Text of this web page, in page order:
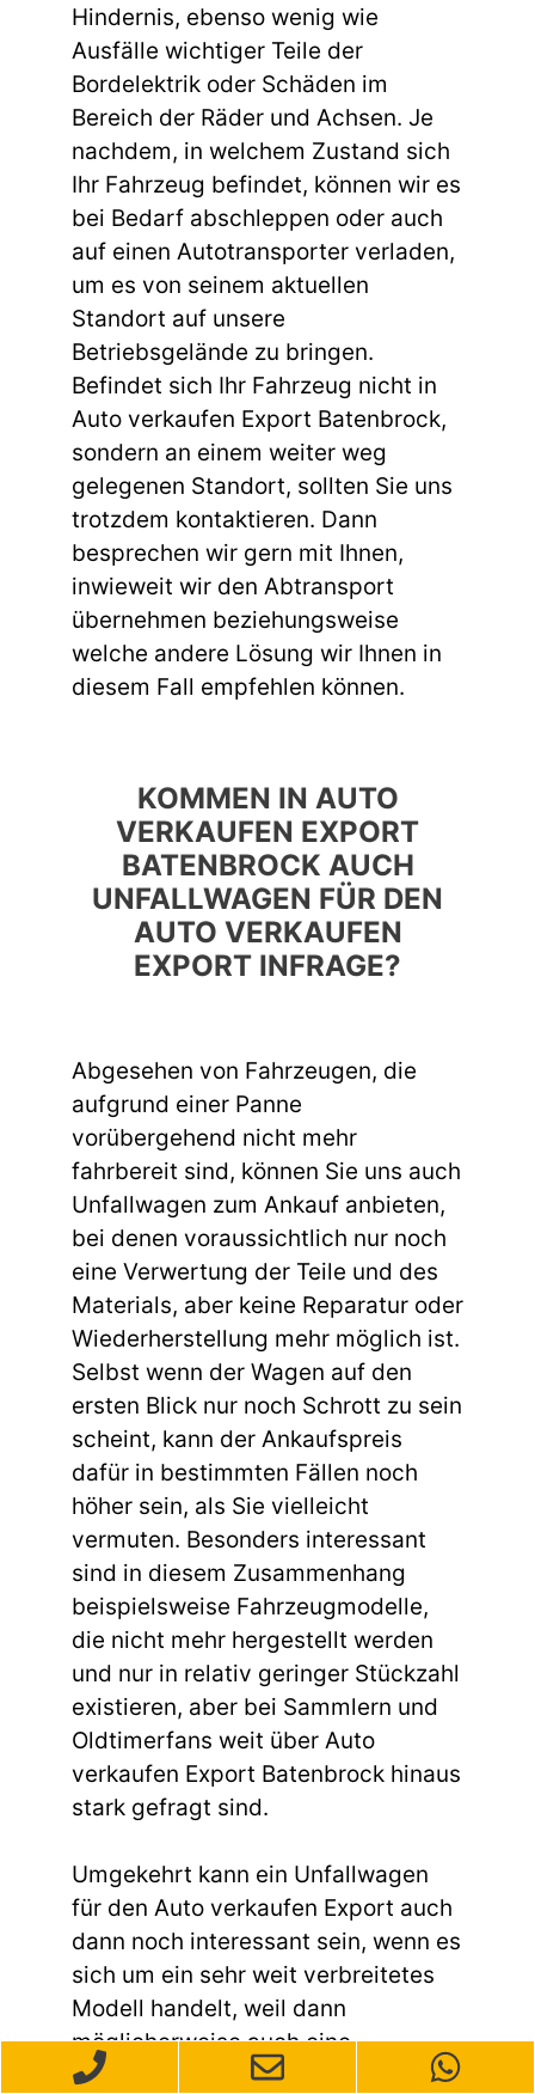
Hindernis, ebenso wenig wie
Ausfälle wichtiger Teile der
Bordelektrik oder Schäden im
Bereich der Räder und Achsen. Je
nachdem, in welchem Zustand sich
Ihr Fahrzeug befindet, können wir es
bei Bedarf abschleppen oder auch
auf einen Autotransporter verladen,
um es von seinem aktuellen
Standort auf unsere
Betriebsgelände zu bringen.
Befindet sich Ihr Fahrzeug nicht in
Auto verkaufen Export Batenbrock,
sondern an einem weiter weg
gelegenen Standort, sollten Sie uns
trotzdem kontaktieren. Dann
besprechen wir gern mit Ihnen,
inwieweit wir den Abtransport
übernehmen beziehungsweise
welche andere Lösung wir Ihnen in
diesem Fall empfehlen können.
KOMMEN IN AUTO
VERKAUFEN EXPORT
BATENBROCK AUCH
UNFALLWAGEN FÜR DEN
AUTO VERKAUFEN
EXPORT INFRAGE?
Abgesehen von Fahrzeugen, die
aufgrund einer Panne
vorübergehend nicht mehr
fahrbereit sind, können Sie uns auch
Unfallwagen zum Ankauf anbieten,
bei denen voraussichtlich nur noch
eine Verwertung der Teile und des
Materials, aber keine Reparatur oder
Wiederherstellung mehr möglich ist.
Selbst wenn der Wagen auf den
ersten Blick nur noch Schrott zu sein
scheint, kann der Ankaufspreis
dafür in bestimmten Fällen noch
höher sein, als Sie vielleicht
vermuten. Besonders interessant
sind in diesem Zusammenhang
beispielsweise Fahrzeugmodelle,
die nicht mehr hergestellt werden
und nur in relativ geringer Stückzahl
existieren, aber bei Sammlern und
Oldtimerfans weit über Auto
verkaufen Export Batenbrock hinaus
stark gefragt sind.
Umgekehrt kann ein Unfallwagen
für den Auto verkaufen Export auch
dann noch interessant sein, wenn es
sich um ein sehr weit verbreitetes
Modell handelt, weil dann
möglicherweise auch eine
überdurchschnittlich hohe